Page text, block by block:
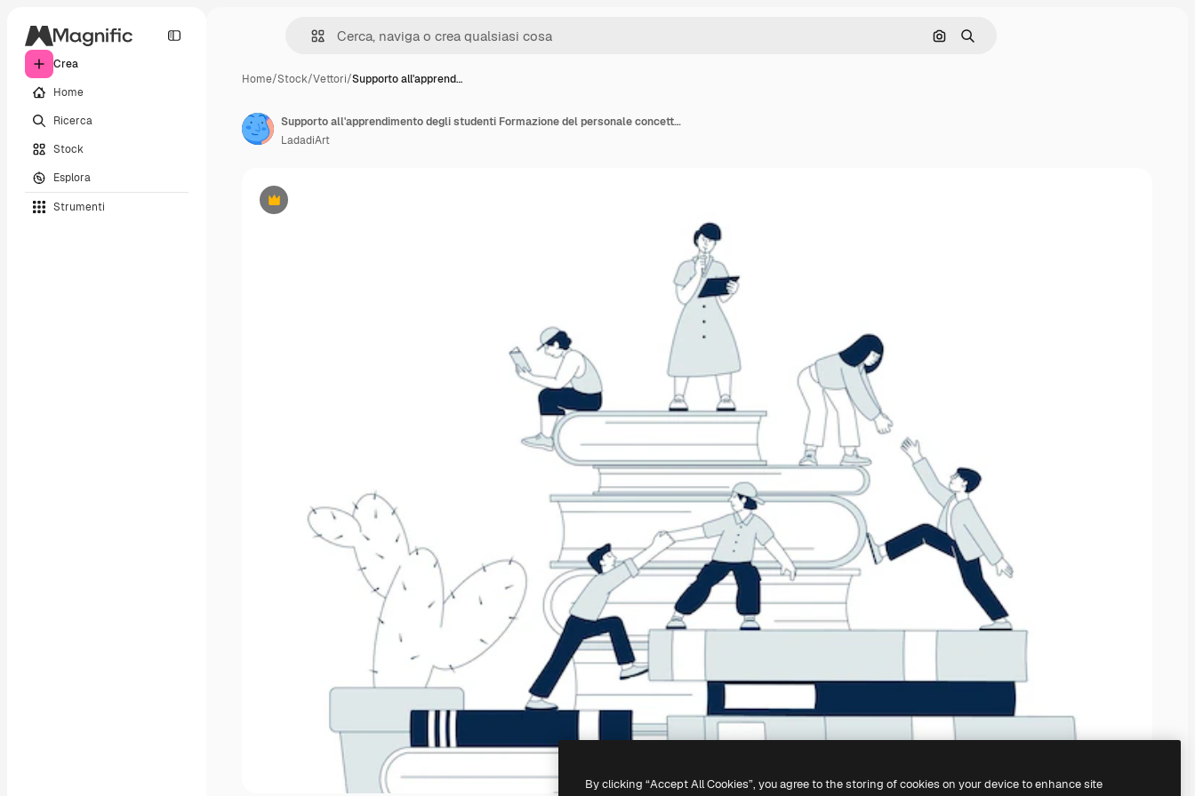
Crea
Home
Ricerca
Stock
Esplora
Strumenti
Cerca per immagine
Ricerca
Home/Stock/Vettori/Supporto all'apprend…
Premium
Supporto all'apprendimento degli studenti Formazione del personale concetto metafora del percorso dei dipendenti Gli uomini d'affari di successo sul lavoro sviluppano insieme una scena vettoriale recente
LadadiArt
By clicking “Accept All Cookies”, you agree to the storing of cookies on your device to enhance site